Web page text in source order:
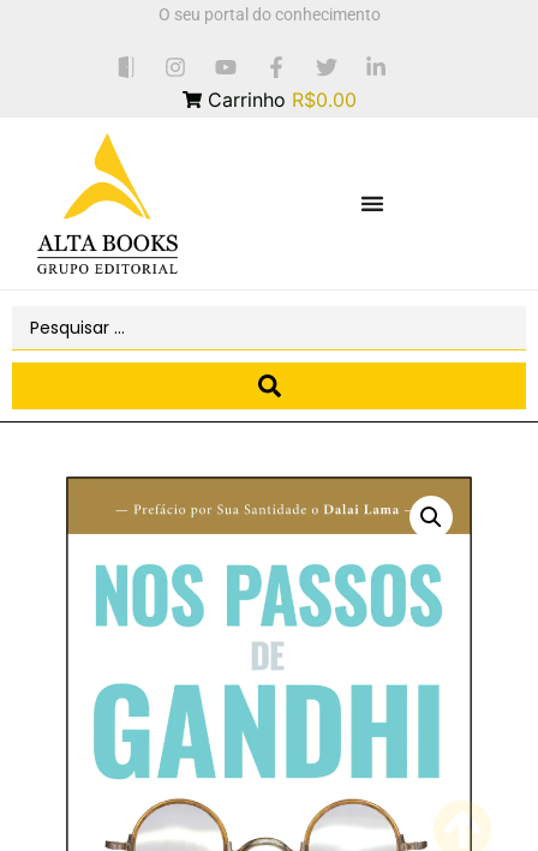
O seu portal do conhecimento
Carrinho R$0.00